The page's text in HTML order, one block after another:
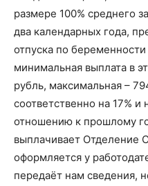
размере 100% среднего
два календарных года,
отпуска по
минимальная выплата в
рубль, максимальная –
соответственно на 17%
отношению к прошлому
выплачивает Отделение
оформляется у
передаёт нам сведения,